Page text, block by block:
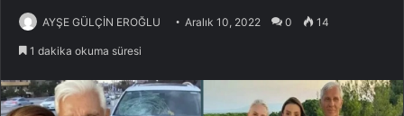
AYŞE GÜLÇİN EROĞLU Aralık 10, 2022 0 14
1 dakika okuma süresi